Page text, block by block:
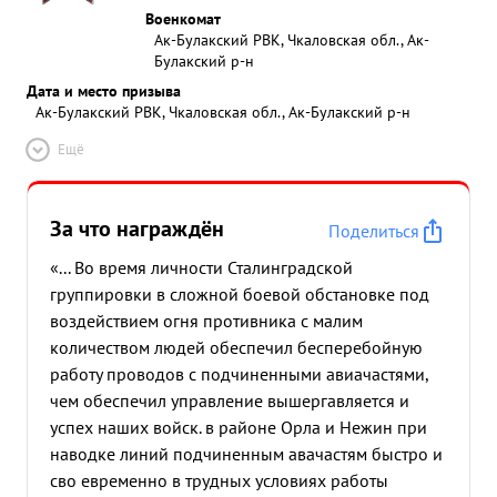
Военкомат
Ак-Булакский РВК, Чкаловская обл., Ак-
Булакский р-н
Дата и место призыва
Ак-Булакский РВК, Чкаловская обл., Ак-Булакский р-н
Ещё
За что награждён
Поделиться
«... Во время личности Сталинградской
группировки в сложной боевой обстановке под
воздействием огня противника с малим
количеством людей обеспечил бесперебойную
работу проводов с подчиненными авиачастями,
чем обеспечил управление вышергавляется и
успех наших войск. в районе Орла и Нежин при
наводке линий подчиненным авачастям быстро и
сво евременно в трудных условиях работы